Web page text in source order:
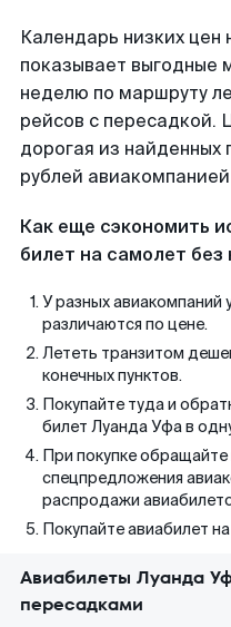
Календарь низких
показывает выгодные
неделю по маршруту
рейсов с пересадкой.
дорогая из
рублей
Как еще сэкономить
билет на самолет без
У разных авиакомпаний
различаются по цене.
Лететь транзитом
конечных пунктов.
Покупайте туда и
билет Луанда Уфа в
При покупке
спецпредложения
распродажи
Покупайте авиабилет
Авиабилеты Луанда
пересадками